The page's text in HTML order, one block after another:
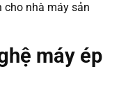
cho nhà máy sản
máy ép